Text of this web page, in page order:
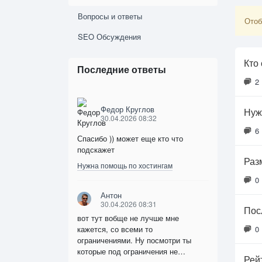
Вопросы и ответы
SEO Обсуждения
Последние ответы
Федор Круглов
30.04.2026 08:32
Спасибо )) может еще кто что
подскажет
Нужна помощь по хостингам
Антон
30.04.2026 08:31
вот тут вобще не лучше мне
кажется, со всеми то
ограничениями. Ну посмотри ты
которые под ограничения не…
2
6
0
0